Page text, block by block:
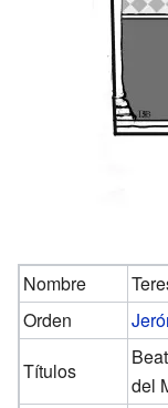
Nombre
Orden
Títulos
del